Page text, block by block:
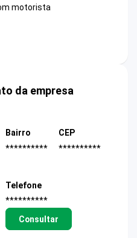
motorista
da empresa
Bairro
**********
CEP
**********
Telefone
**********
Consultar